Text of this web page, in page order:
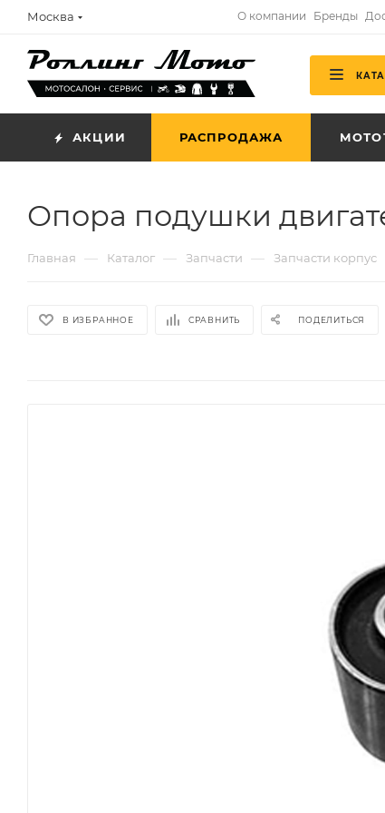
Москва О компании Бренды
АКЦИИ РАСПРОДАЖА
Опора подушки
Главная — Каталог — Запчасти — Запчасти корпус
В ИЗБРАННОЕ СРАВНИТЬ ПОДЕЛИТЬСЯ